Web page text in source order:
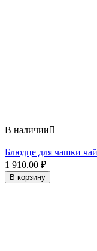
В наличии
Блюдце для чашки
1 910.00 ₽
В корзину